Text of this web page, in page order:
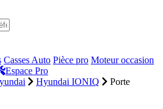
Casses Auto Pièce pro Moteur occasion
Espace Pro
Hyundai IONIQ
Porte